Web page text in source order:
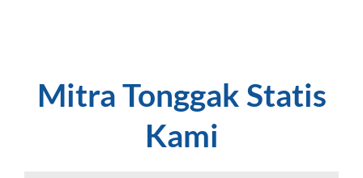
Mitra Tonggak Statis
Kami